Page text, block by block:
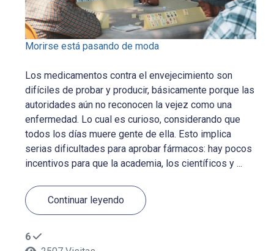
Morirse está pasando de moda
Los medicamentos contra el envejecimiento son
difíciles de probar y producir, básicamente porque las
autoridades aún no reconocen la vejez como una
enfermedad. Lo cual es curioso, considerando que
todos los días muere gente de ella. Esto implica
serias dificultades para aprobar fármacos: hay pocos
incentivos para que la academia, los científicos y ...
Continuar leyendo
6